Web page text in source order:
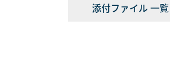
添付ファイル 一覧